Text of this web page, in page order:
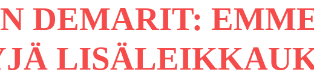
DEMARIT: